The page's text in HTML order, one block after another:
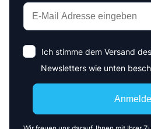
Ich stimme dem Versand
Newsletters wie unten